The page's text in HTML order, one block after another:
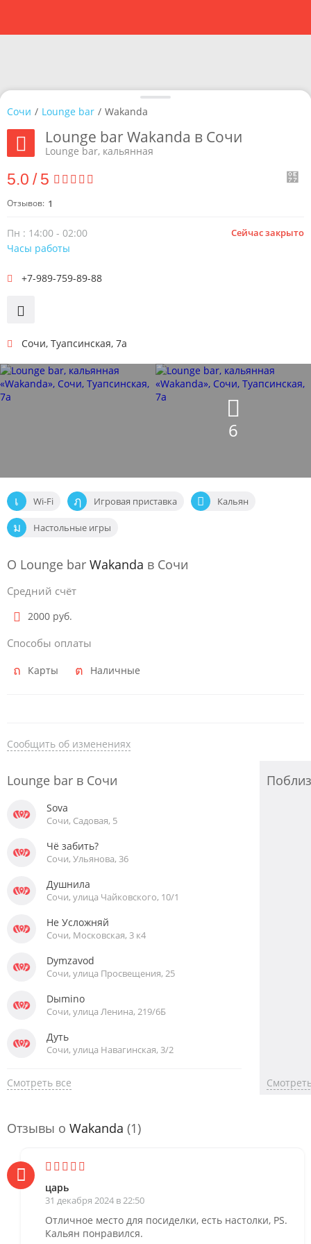
6
Wi-Fi Игровая приставка Кальян
Настольные игры
Сочи / Lounge bar / Wakanda
Lounge bar Wakanda в Сочи
Lounge bar, кальянная
5.0 / 5
Отзывов: 1
+7-989-759-89-88
Сочи, Туапсинская, 7а
Сейчас закрыто
Пн : 14:00 - 02:00
Часы работы
О Lounge bar Wakanda в Сочи
Средний счёт
2000 руб.
Способы оплаты
Карты Наличные
Сообщить об изменениях
Lounge bar в Сочи
Sova
Сочи, Садовая, 5
Чё забить?
Сочи, Ульянова, 36
Душнила
Сочи, улица Чайковского, 10/1
Не Усложняй
Сочи, Московская, 3 к4
Dymzavod
Сочи, улица Просвещения, 25
Dыmino
Сочи, улица Ленина, 219/6Б
Дуть
Сочи, улица Навагинская, 3/2
Смотреть все
Отзывы о Wakanda (1)
царь
31 декабря 2024 в 22:50
Отличное место для посиделки, есть настолки, PS.
Кальян понравился.